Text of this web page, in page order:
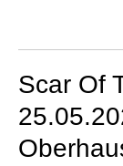
Scar Of